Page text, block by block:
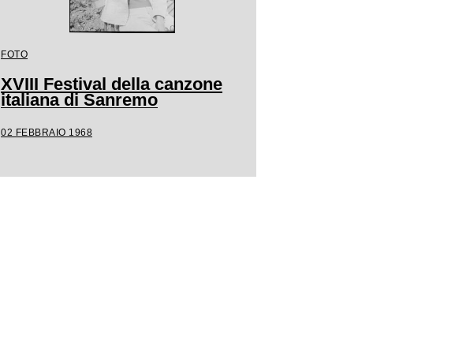
FOTO
XVIII Festival della canzone
italiana di Sanremo
02 FEBBRAIO 1968